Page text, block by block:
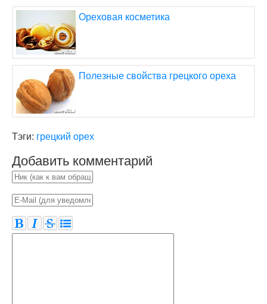
Ореховая косметика
Полезные свойства грецкого ореха
Тэги: грецкий орех
Добавить комментарий